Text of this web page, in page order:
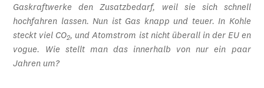
Gaskraftwerke den Zusatzbedarf, weil sie sich schnell
hochfahren lassen. Nun ist Gas knapp und teuer. In Kohle
steckt viel CO2, und Atomstrom ist nicht überall in der EU en
vogue. Wie stellt man das innerhalb von nur ein paar
Jahren um?